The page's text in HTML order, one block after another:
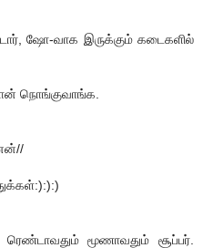
ஷோ-வாக இருக்கும் கடைகளில்
நொங்குவாங்க.
மூணாவதும் சூப்பர்.